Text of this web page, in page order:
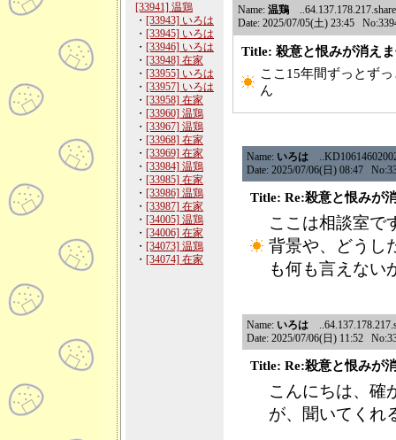
[33941] 温鶏
・ [33943] いろは
・ [33945] いろは
・ [33946] いろは
・ [33948] 在家
・ [33955] いろは
・ [33957] いろは
・ [33958] 在家
・ [33960] 温鶏
・ [33967] 温鶏
・ [33968] 在家
・ [33969] 在家
・ [33984] 温鶏
・ [33985] 在家
・ [33986] 温鶏
・ [33987] 在家
・ [34005] 温鶏
・ [34006] 在家
・ [34073] 温鶏
・ [34074] 在家
Name: 温鶏
Date: 2025/07/05(土) 23:45
Title: 殺意と恨みが消え
ここ15年間ずっとず
ん
Name: いろは
Date: 2025/07/06(日) 08:47
Title: Re:殺意と恨みが
ここは相談室で
背景や、どうし
も何も言えない
Name: いろは
Date: 2025/07/06(日) 11:52
Title: Re:殺意と恨みが
こんにちは、確
が、聞いてくれ